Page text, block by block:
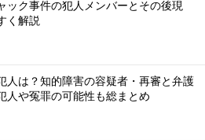
ック事件の犯人メンバーとその後現
く解説
人は？知的障害の容疑者・再審と弁護
人や冤罪の可能性も総まとめ